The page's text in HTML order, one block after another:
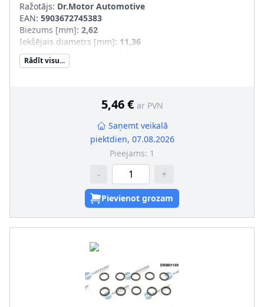
Ražotājs: Dr.Motor Automotive
EAN: 5903672745383
Biezums [mm]: 2,62
Iekšējais diametrs [mm]: 11,36
Ārējais diametrs [mm]
Daudzums:10
Rādīt visu...
5,46 € ar PVN
Saņemt veikalā
piektdien, 07.08.2026
Pieejams: 1
- +
Pievienot grozam